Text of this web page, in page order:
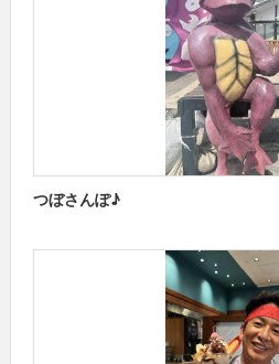
つぼさんぽ♪